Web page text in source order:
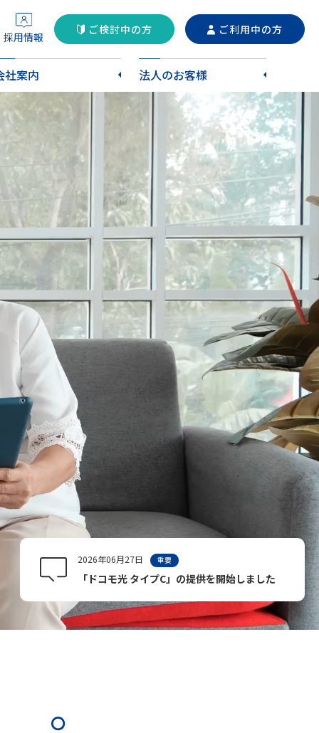
採用情報
ご検討中の方 ご利用中の方
社案内 法人のお客様
2026年06月27日 重要
「ドコモ光 タイプC」の提供を開始しました